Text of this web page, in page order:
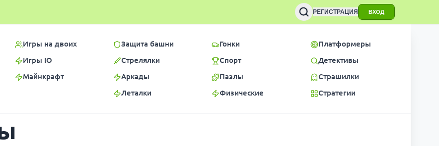
РЕГИСТРАЦИЯ ВХОД
Игры на двоих
Игры IO
Майнкрафт
Защита башни
Стрелялки
Аркады
Леталки
Гонки
Спорт
Пазлы
Физические
Платформеры
Детективы
Страшилки
Стратегии